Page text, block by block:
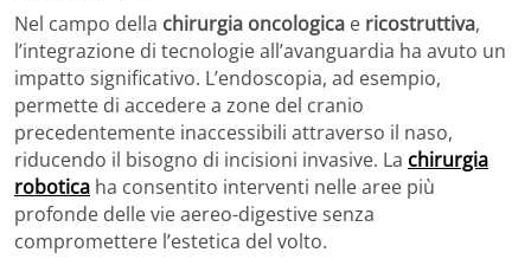
Nel campo della chirurgia oncologica e ricostruttiva,
l’integrazione di tecnologie all’avanguardia ha avuto un
impatto significativo. L’endoscopia, ad esempio,
permette di accedere a zone del cranio
precedentemente inaccessibili attraverso il naso,
riducendo il bisogno di incisioni invasive. La chirurgia
robotica ha consentito interventi nelle aree più
profonde delle vie aereo-digestive senza
compromettere l’estetica del volto.